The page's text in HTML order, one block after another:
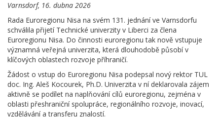
Varnsdorf, 16. dubna 2026
Rada Euroregionu Nisa na svém 131. jednání ve Varnsdorfu
schválila přijetí Technické univerzity v Liberci za člena
Euroregionu Nisa. Do činnosti euroregionu tak nově vstupuje
významná veřejná univerzita, která dlouhodobě působí v
klíčových oblastech rozvoje příhraničí.
Žádost o vstup do Euroregionu Nisa podepsal nový rektor TUL
doc. Ing. Aleš Kocourek, Ph.D. Univerzita v ní deklarovala zájem
aktivně se podílet na naplňování cílů euroregionu, zejména v
oblasti přeshraniční spolupráce, regionálního rozvoje, inovací,
vzdělávání a transferu znalostí.